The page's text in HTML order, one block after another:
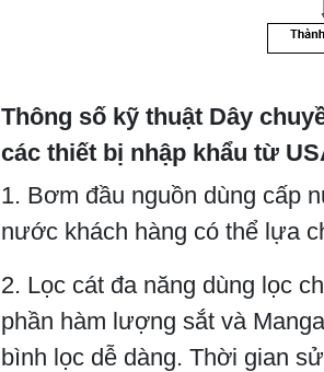
Thông số kỹ thuật Dây
các thiết bị nhập khẩu từ
1. Bơm đầu nguồn dùng cấp
nước khách hàng có thể lựa
2. Lọc cát đa năng dùng lọc
phần hàm lượng sắt và
bình lọc dễ dàng. Thời gian